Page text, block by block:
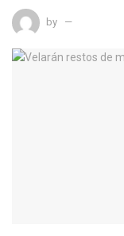
by